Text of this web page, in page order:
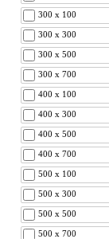
300 x 100
300 x 300
300 x 500
300 x 700
400 x 100
400 x 300
400 x 500
400 x 700
500 x 100
500 x 300
500 x 500
500 x 700